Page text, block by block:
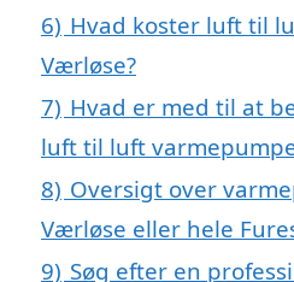
6) Hvad koster luft til
Værløse?
7) Hvad er med til at
luft til luft
8) Oversigt over
Værløse eller hele
9) Søg efter en